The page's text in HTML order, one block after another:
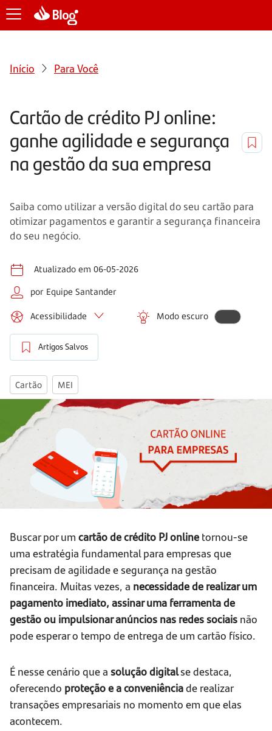
Início Para Você
Cartão de crédito PJ online:
ganhe agilidade e segurança
na gestão da sua empresa
Saiba como utilizar a versão digital do seu cartão para
otimizar pagamentos e garantir a segurança financeira
do seu negócio.
Atualizado em 06-05-2026
por Equipe Santander
Acessibilidade Modo escuro
Artigos Salvos
Cartão MEI
Buscar por um cartão de crédito PJ online tornou-se
uma estratégia fundamental para empresas que
precisam de agilidade e segurança na gestão
financeira. Muitas vezes, a necessidade de realizar um
pagamento imediato, assinar uma ferramenta de
gestão ou impulsionar anúncios nas redes sociais não
pode esperar o tempo de entrega de um cartão físico.
É nesse cenário que a solução digitalse destaca,
oferecendo proteção e a conveniênciade realizar
transações empresariais no momento em que elas
acontecem.